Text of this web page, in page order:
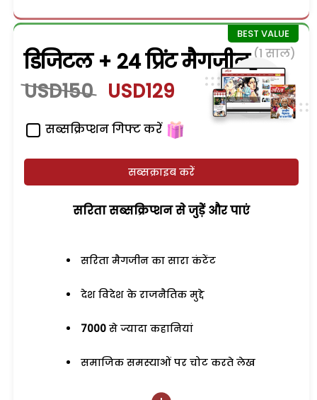
डिजिटल + 24 प्रिंट मैगजीन (1 साल)
USD150 USD129
सब्सक्रिप्शन गिफ्ट करें
सब्सक्राइब करें
सरिता सब्सक्रिप्शन से जुड़ेें और पाएं
सरिता मैगजीन का सारा कंटेंट
देश विदेश के राजनैतिक मुद्दे
7000 से ज्यादा कहानियां
समाजिक समस्याओं पर चोट करते लेख